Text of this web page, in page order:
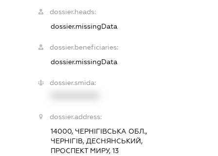
dossier.heads:
dossier.missingData
dossier.beneficiaries:
dossier.missingData
dossier.smida:
dossier.address:
14000, ЧЕРНІГІВСЬКА ОБЛ.,
ЧЕРНІГІВ, ДЕСНЯНСЬКИЙ,
ПРОСПЕКТ МИРУ, 13